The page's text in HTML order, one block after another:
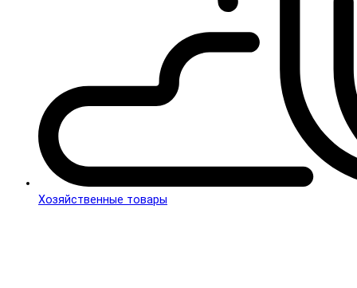
Хозяйственные товары